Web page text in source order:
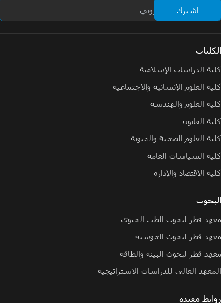
الكليات
كلية الدراسات الإسلامية
كلية العلوم الإنسانية والاجتماعية
كلية العلوم والهندسة
كلية القانون
كلية العلوم الصحية والحيوية
كلية السياسات العامة
كلية الاقتصاد والإدارة
البحوث
معهد قطر لبحوث الطب الحيوي
معهد قطر لبحوث الحوسبة
معهد قطر لبحوث البيئة والطاقة
المعهد العالي للدراسات الاستراتيجية
روابط مفيدة